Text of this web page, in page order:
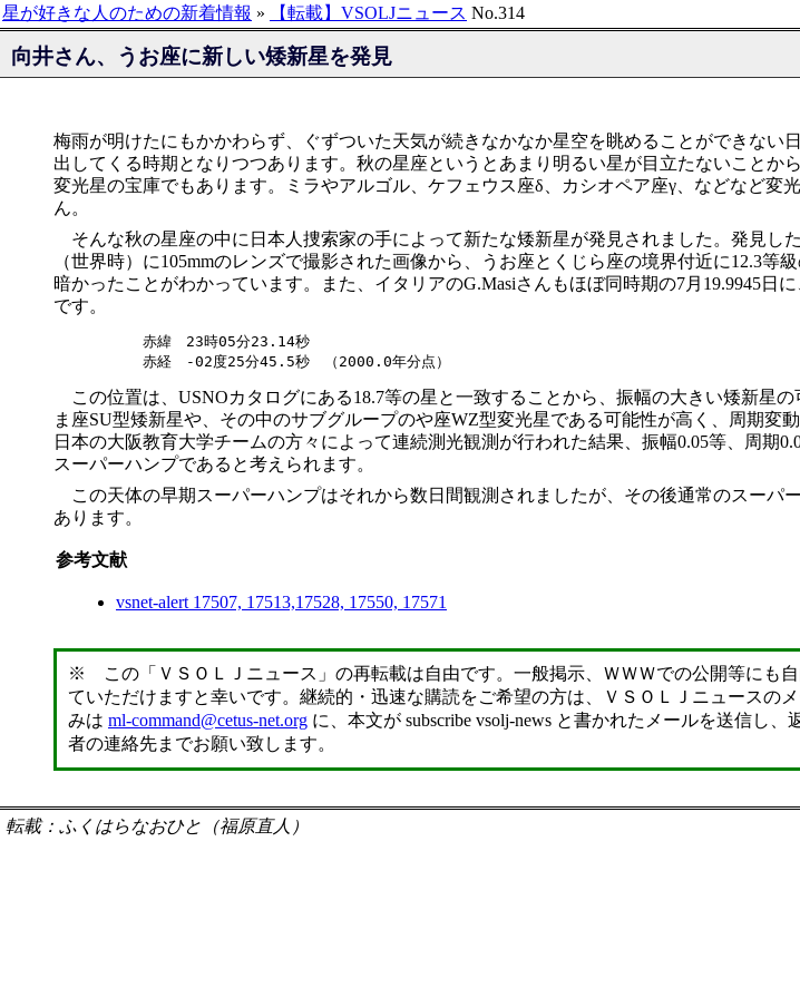
星が好きな人のための新着情報 » 【転載】VSOLJニュース No.314
向井さん、うお座に新しい矮新星を発見
梅雨が明けたにもかかわらず、ぐずついた天気が続きなかなか星空を眺めることができな
出してくる時期となりつつあります。秋の星座というとあまり明るい星が目立たないこと
変光星の宝庫でもあります。ミラやアルゴル、ケフェウス座δ、カシオペア座γ、などなど
ん。
そんな秋の星座の中に日本人捜索家の手によって新たな矮新星が発見されました。発見し
（世界時）に105mmのレンズで撮影された画像から、うお座とくじら座の境界付近に12.3
暗かったことがわかっています。また、イタリアのG.Masiさんもほぼ同時期の7月19.9945日
です。
赤緯　23時05分23.14秒
この位置は、USNOカタログにある18.7等の星と一致することから、振幅の大きい矮新星
ま座SU型矮新星や、その中のサブグループのや座WZ型変光星である可能性が高く、周期
日本の大阪教育大学チームの方々によって連続測光観測が行われた結果、振幅0.05等、周期
スーパーハンプであると考えられます。
この天体の早期スーパーハンプはそれから数日間観測されましたが、その後通常のスーパ
あります。
参考文献
vsnet-alert 17507, 17513,17528, 17550, 17571
※ この「ＶＳＯＬＪニュース」の再転載は自由です。一般掲示、ＷＷＷでの公開等にも
ていただけますと幸いです。継続的・迅速な購読をご希望の方は、ＶＳＯＬＪニュースの
みは ml-command@cetus-net.org に、本文が subscribe vsolj-news と書かれたメールを送信し
者の連絡先までお願い致します。
転載：ふくはらなおひと（福原直人）